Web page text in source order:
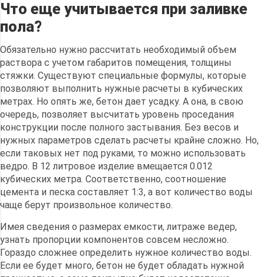
Что еще учитывается при заливке
пола?
Обязательно нужно рассчитать необходимый объем
раствора с учетом габаритов помещения, толщины
стяжки. Существуют специальные формулы, которые
позволяют выполнить нужные расчеты в кубических
метрах. Но опять же, бетон дает усадку. А она, в свою
очередь, позволяет высчитать уровень проседания
конструкции после полного застывания. Без весов и
нужных параметров сделать расчеты крайне сложно. Но,
если таковых нет под руками, то можно использовать
ведро. В 12 литровое изделие вмещается 0.012
кубических метра. Соответственно, соотношение
цемента и песка составляет 1:3, а вот количество воды
чаще берут произвольное количество.
Имея сведения о размерах емкости, литраже ведер,
узнать пропорции компонентов совсем несложно.
Гораздо сложнее определить нужное количество воды.
Если ее будет много, бетон не будет обладать нужной